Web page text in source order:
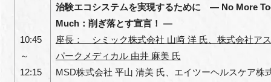
10:45
～
12:15
治験エコシステムを実現するために ― No More
Much：削ぎ落とす宣言！ ―
座長： シミック株式会社 山﨑 洋氏 、株式会社アス
パークメディカル 由井 麻美 氏
MSD株式会社 平山 清美 氏
エイツーヘルスケア株